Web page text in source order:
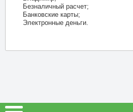
Безналичный расчет;
Банковские карты;
Электронные деньги.